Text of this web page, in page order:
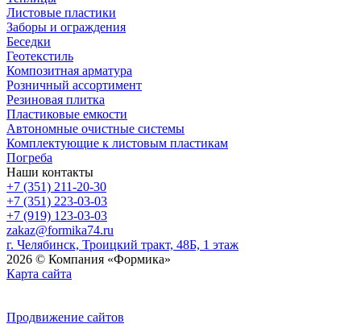
Листовые пластики
Заборы и ограждения
Беседки
Геотекстиль
Композитная арматура
Розничный ассортимент
Резиновая плитка
Пластиковые емкости
Автономные очистные системы
Комплектующие к листовым пластикам
Погреба
Наши контакты
+7 (351) 211-20-30
+7 (351) 223-03-03
+7 (919) 123-03-03
zakaz@formika74.ru
г. Челябинск, Троицкий тракт, 48Б, 1 этаж
2026 © Компания «Формика»
Карта сайта
Продвижение сайтов